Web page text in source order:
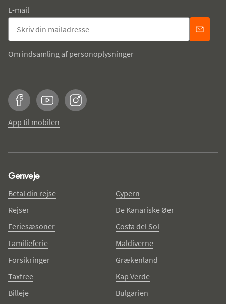
E-mail
Om indsamling af personoplysninger
FacebookYouTubeInstagram
App til mobilen
Genveje
Betal din rejse
Rejser
Feriesæsoner
Familieferie
Forsikringer
Taxfree
Billeje
Cypern
De Kanariske Øer
Costa del Sol
Maldiverne
Grækenland
Kap Verde
Bulgarien